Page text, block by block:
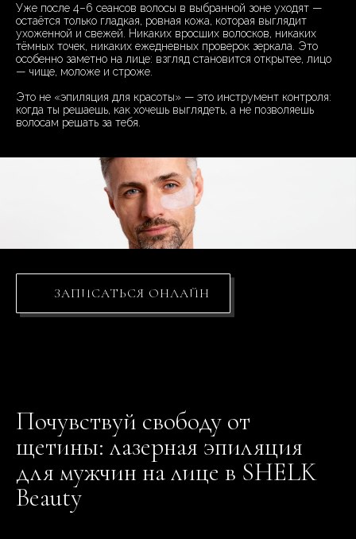
Уже после 4–6 сеансов волосы в выбранной зоне уходят —
остаётся только гладкая, ровная кожа, которая выглядит
ухоженной и свежей. Никаких вросших волосков, никаких
тёмных точек, никаких ежедневных проверок зеркала. Это
особенно заметно на лице: взгляд становится открытее, лицо
— чище, моложе и строже.
Это не «эпиляция для красоты» — это инструмент контроля:
когда ты решаешь, как хочешь выглядеть, а не позволяешь
волосам решать за тебя.
ЗАПИСАТЬСЯ ОНЛАЙН
Почувствуй свободу от
щетины: лазерная эпиляция
для мужчин на лице в SHELK
Beauty